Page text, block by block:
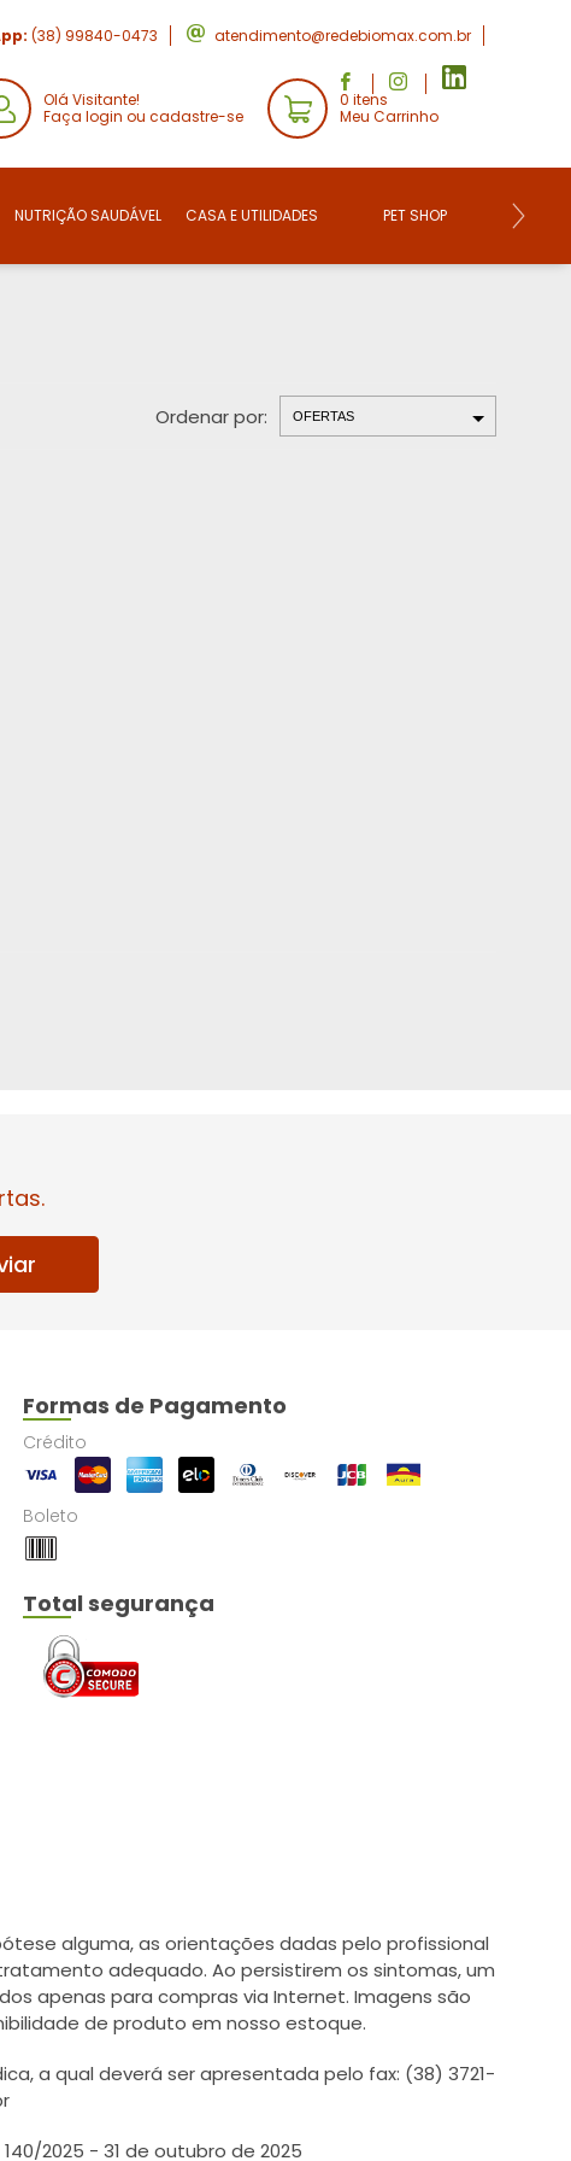
(38) 99840-0473 atendimento@redebiomax.com.br
Olá Visitante!
Faça login ou cadastre-se
0 itens
Meu Carrinho
NUTRIÇÃO SAUDÁVEL CASA E UTILIDADES PET SHOP
Ordenar por:
Formas de Pagamento
Crédito
Boleto
Total segurança
alguma, as orientações dadas pelo profissional
adequado. Ao persistirem os sintomas, um
apenas para compras via Internet. Imagens são
de produto em nosso estoque.
a qual deverá ser apresentada pelo fax: (38) 3721-
2025 - 31 de outubro de 2025